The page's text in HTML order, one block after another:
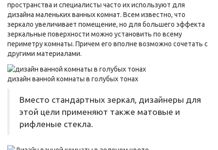
пространства и специалисты часто их используют для
дизайна маленьких ванных комнат. Всем известно, что
зеркало увеличивает помещение, но для большего эффекта
зеркальные поверхности можно установить по всему
периметру комнаты. Причем его вполне возможно сочетать с
другими материалами.
дизайн ванной комнаты в голубых тонах
Вместо стандартных зеркал, дизайнеры для
этой цели применяют также матовые и
рифленые стекла.